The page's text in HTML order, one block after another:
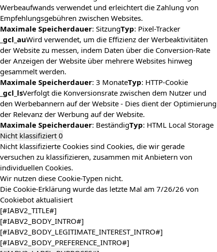
Werbeaufwands verwendet und erleichtert die Zahlung von
Empfehlungsgebühren zwischen Websites.
Maximale Speicherdauer: SitzungTyp: Pixel-Tracker
_gcl_auWird verwendet, um die Effizienz der Werbeaktivitäten
der Website zu messen, indem Daten über die Conversion-Rate
der Anzeigen der Website über mehrere Websites hinweg
gesammelt werden.
Maximale Speicherdauer: 3 MonateTyp: HTTP-Cookie
_gcl_lsVerfolgt die Konversionsrate zwischen dem Nutzer und
den Werbebannern auf der Website - Dies dient der Optimierung
der Relevanz der Werbung auf der Website.
Maximale Speicherdauer: BeständigTyp: HTML Local Storage
Nicht klassifiziert 0
Nicht klassifizierte Cookies sind Cookies, die wir gerade
versuchen zu klassifizieren, zusammen mit Anbietern von
individuellen Cookies.
Wir nutzen diese Cookie-Typen nicht.
Die Cookie-Erklärung wurde das letzte Mal am 7/26/26 von
Cookiebot aktualisiert
[#IABV2_TITLE#]
[#IABV2_BODY_INTRO#]
[#IABV2_BODY_LEGITIMATE_INTEREST_INTRO#]
[#IABV2_BODY_PREFERENCE_INTRO#]